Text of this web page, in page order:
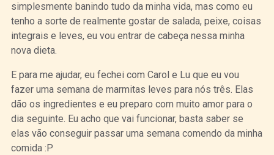
simplesmente banindo tudo da minha vida, mas como eu
tenho a sorte de realmente gostar de salada, peixe, coisas
integrais e leves, eu vou entrar de cabeça nessa minha
nova dieta.
E para me ajudar, eu fechei com Carol e Lu que eu vou
fazer uma semana de marmitas leves para nós três. Elas
dão os ingredientes e eu preparo com muito amor para o
dia seguinte. Eu acho que vai funcionar, basta saber se
elas vão conseguir passar uma semana comendo da minha
comida :P